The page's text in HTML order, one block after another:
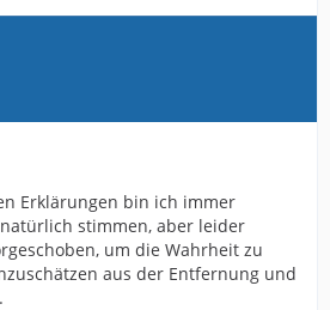
Erklärungen bin ich immer
stimmen, aber leider
um die Wahrheit zu
aus der Entfernung und